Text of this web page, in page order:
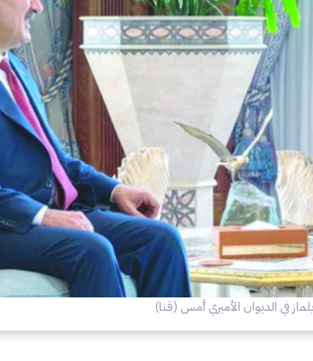
في الديوان الأميري أمس (قنا)